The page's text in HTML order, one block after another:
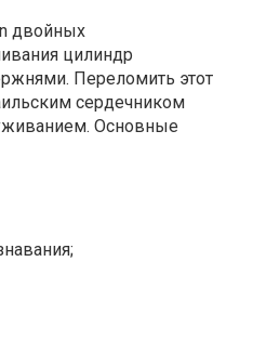
двойных
цилиндр
Переломить этот
сердечником
Основные